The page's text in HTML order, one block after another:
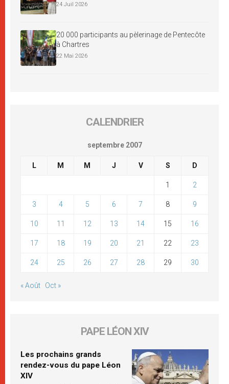
24 Juil 2026
20 000 participants au pèlerinage de Pentecôte
à Chartres
22 Mai 2026
CALENDRIER
septembre 2007
L M M J V S D
1 2
3 4 5 6 7 8 9
10 11 12 13 14 15 16
17 18 19 20 21 22 23
24 25 26 27 28 29 30
« Août Oct »
PAPE LÉON XIV
Les prochains grands
rendez-vous du pape Léon
XIV